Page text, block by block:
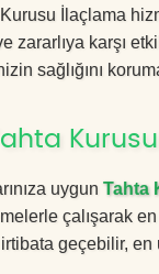
İlaçlama
zararlıya karşı
sağlığını
uygun Tahta
çalışarak
irtibata geçebilir,